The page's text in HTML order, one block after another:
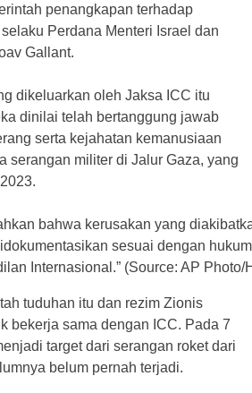
penangkapan terhadap
Perdana Menteri Israel dan
Gallant.
dikeluarkan oleh Jaksa ICC itu
dinilai telah bertanggung jawab
serta kejahatan kemanusiaan
serangan militer di Jalur Gaza, yang
bahwa kerusakan yang
sesuai dengan
Internasional.” (Source: AP
tuduhan itu dan rezim Zionis
bekerja sama dengan ICC. Pada 7
target dari serangan roket dari
belum pernah terjadi.